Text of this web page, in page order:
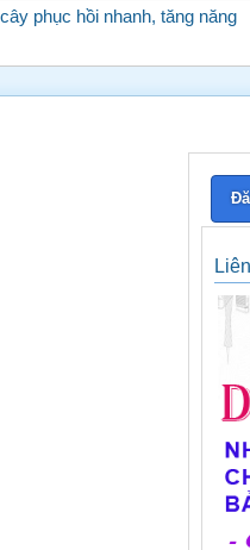
phục hồi nhanh, tăng năng